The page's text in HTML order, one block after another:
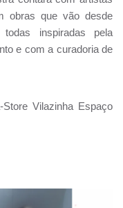
obras que vão desde
inspiradas pela
e com a curadoria de
Vilazinha Espaço